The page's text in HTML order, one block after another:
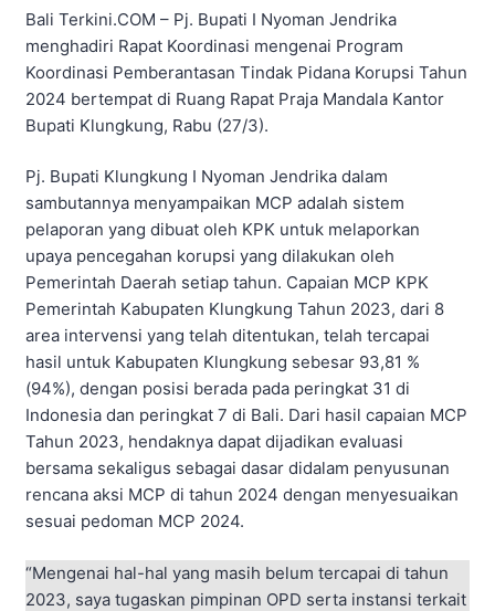
Bali Terkini.COM – Pj. Bupati I Nyoman Jendrika
menghadiri Rapat Koordinasi mengenai Program
Koordinasi Pemberantasan Tindak Pidana Korupsi Tahun
2024 bertempat di Ruang Rapat Praja Mandala Kantor
Bupati Klungkung, Rabu (27/3).
Pj. Bupati Klungkung I Nyoman Jendrika dalam
sambutannya menyampaikan MCP adalah sistem
pelaporan yang dibuat oleh KPK untuk melaporkan
upaya pencegahan korupsi yang dilakukan oleh
Pemerintah Daerah setiap tahun. Capaian MCP KPK
Pemerintah Kabupaten Klungkung Tahun 2023, dari 8
area intervensi yang telah ditentukan, telah tercapai
hasil untuk Kabupaten Klungkung sebesar 93,81 %
(94%), dengan posisi berada pada peringkat 31 di
Indonesia dan peringkat 7 di Bali. Dari hasil capaian MCP
Tahun 2023, hendaknya dapat dijadikan evaluasi
bersama sekaligus sebagai dasar didalam penyusunan
rencana aksi MCP di tahun 2024 dengan menyesuaikan
sesuai pedoman MCP 2024.
“Mengenai hal-hal yang masih belum tercapai di tahun
2023, saya tugaskan pimpinan OPD serta instansi terkait